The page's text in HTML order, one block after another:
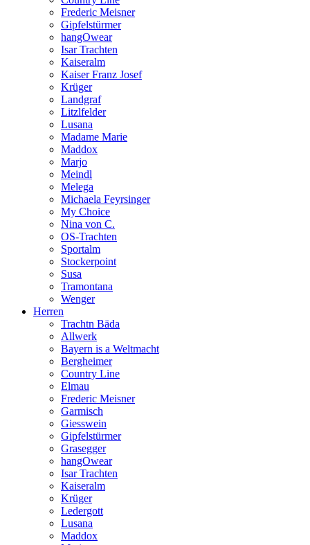
Frederic Meisner
Gipfelstürmer
hangOwear
Isar Trachten
Kaiseralm
Kaiser Franz Josef
Krüger
Landgraf
Litzlfelder
Lusana
Madame Marie
Maddox
Marjo
Meindl
Melega
Michaela Feyrsinger
My Choice
Nina von C.
OS-Trachten
Sportalm
Stockerpoint
Susa
Tramontana
Wenger
Herren
Trachtn Bäda
Allwerk
Bayern is a Weltmacht
Bergheimer
Country Line
Elmau
Frederic Meisner
Garmisch
Giesswein
Gipfelstürmer
Grasegger
hangOwear
Isar Trachten
Kaiseralm
Krüger
Ledergott
Lusana
Maddox